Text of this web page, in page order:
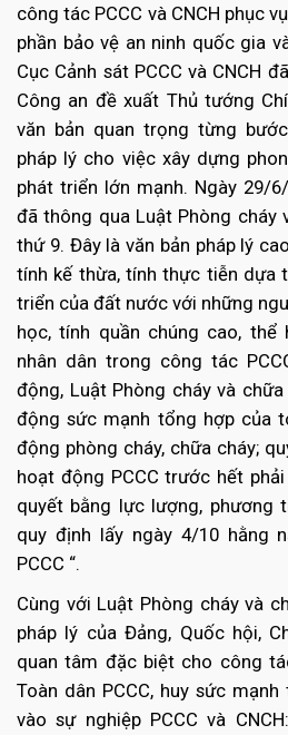
công tác PCCC và CNCH phục
phần bảo vệ an ninh quốc gia
Cục Cảnh sát PCCC và CNCH
Công an đề xuất Thủ tướng
văn bản quan trọng từng
pháp lý cho việc xây dựng
phát triển lớn mạnh. Ngày 29/
đã thông qua Luật Phòng cháy
thứ 9. Đây là văn bản pháp lý
tính kế thừa, tính thực tiễn dựa
triển của đất nước với những
học, tính quần chúng cao,
nhân dân trong công tác
động, Luật Phòng cháy và
động sức mạnh tổng hợp của
động phòng cháy, chữa cháy;
hoạt động PCCC trước hết
quyết bằng lực lượng, phương
quy định lấy ngày 4/10 hằng
PCCC “.
Cùng với Luật Phòng cháy và
pháp lý của Đảng, Quốc hội,
quan tâm đặc biệt cho công
Toàn dân PCCC, huy sức
vào sự nghiệp PCCC và